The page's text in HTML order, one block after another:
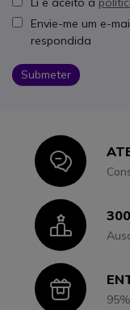
Envie-me um e-
respondida
Submeter
Icon
Icon
Icon